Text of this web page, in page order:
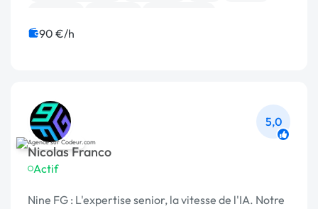
90 €/h
Nicolas Franco
Actif
5,0
Nine FG : L'expertise senior, la vitesse de l'IA. Notre